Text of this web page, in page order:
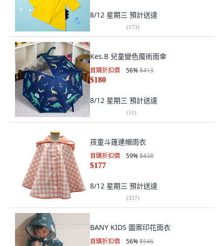
8/12 星期三 預計送達
(173)
Kes.B 兒童變色魔術雨傘
首購折扣價 56%$413
$180
8/12 星期三 預計送達
(51)
孩童斗篷連帽雨衣
首購折扣價 59%$438
$177
8/12 星期三 預計送達
(357)
BANY KIDS 圖案印花雨衣
首購折扣價 56%$546